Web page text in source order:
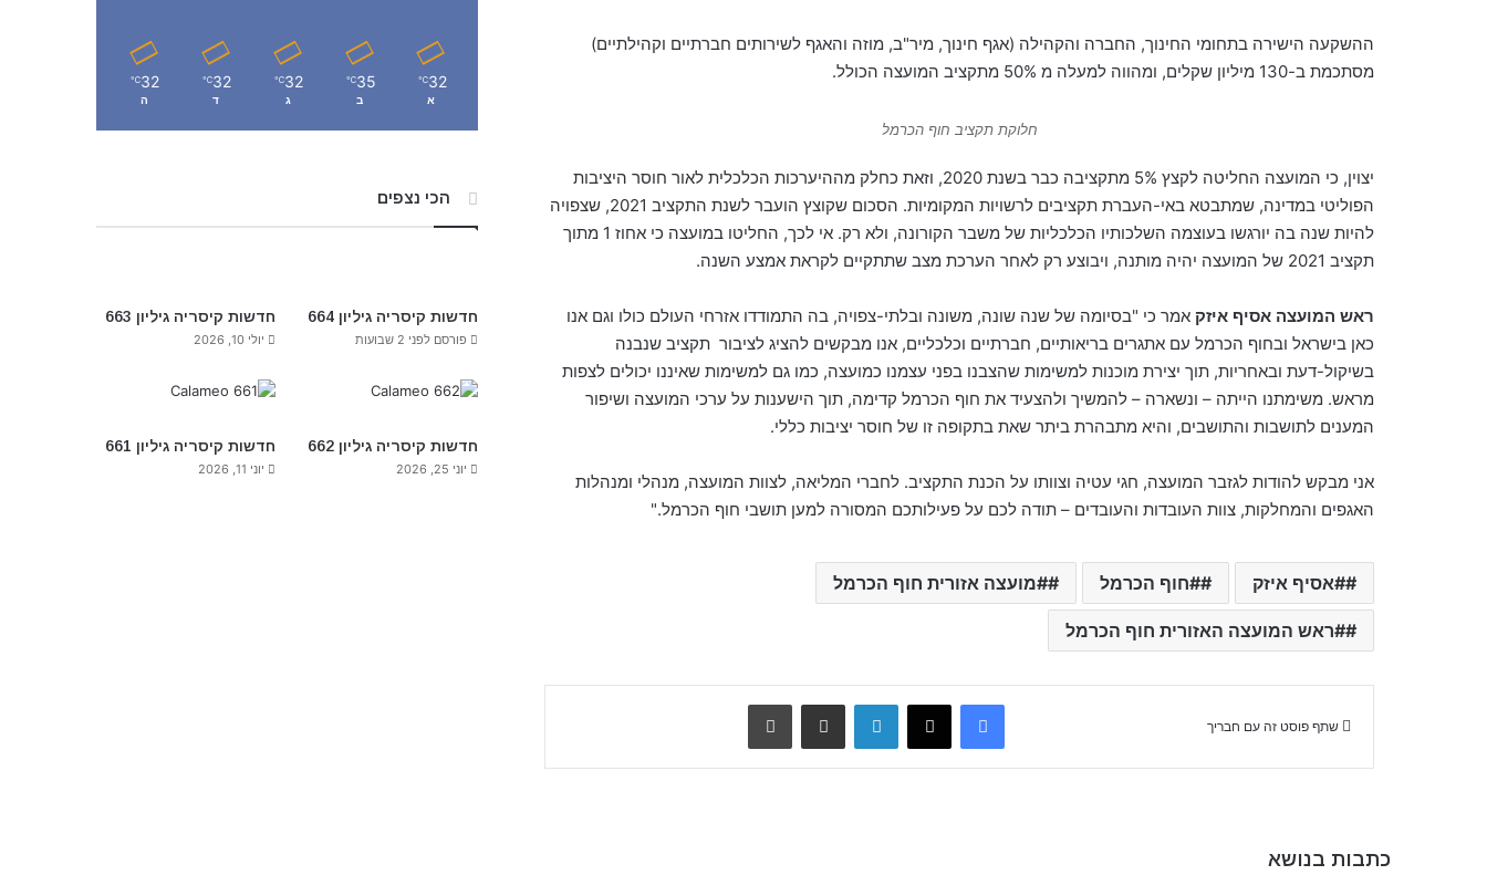
ההשקעה הישירה בתחומי החינוך, החברה והקהילה (אגף חינוך, מיר"ב, מוזה והאגף לשירותים חברתיים וקהילתיים)
מסתכמת ב-130 מיליון שקלים, ומהווה למעלה מ 50% מתקציב המועצה הכולל.
חלוקת תקציב חוף הכרמל
יצוין, כי המועצה החליטה לקצץ 5% מתקציבה כבר בשנת 2020, וזאת כחלק מההיערכות הכלכלית לאור חוסר היציבות
הפוליטי במדינה, שמתבטא באי-העברת תקציבים לרשויות המקומיות. הסכום שקוצץ הועבר לשנת התקציב 2021, שצפויה
להיות שנה בה יורגשו בעוצמה השלכותיו הכלכליות של משבר הקורונה, ולא רק. אי לכך, החליטו במועצה כי אחוז 1 מתוך
תקציב 2021 של המועצה יהיה מותנה, ויבוצע רק לאחר הערכת מצב שתתקיים לקראת אמצע השנה.
ראש המועצה אסיף איזק אמר כי "בסיומה של שנה שונה, משונה ובלתי-צפויה, בה התמודדו אזרחי העולם כולו וגם אנו
כאן בישראל ובחוף הכרמל עם אתגרים בריאותיים, חברתיים וכלכליים, אנו מבקשים להציג לציבור תקציב שנבנה
בשיקול-דעת ובאחריות, תוך יצירת מוכנות למשימות שהצבנו בפני עצמנו כמועצה, כמו גם למשימות שאיננו יכולים לצפות
מראש. משימתנו הייתה – ונשארה – להמשיך ולהצעיד את חוף הכרמל קדימה, תוך הישענות על ערכי המועצה ושיפור
המענים לתושבות והתושבים, והיא מתבהרת ביתר שאת בתקופה זו של חוסר יציבות כללי.
אני מבקש להודות לגזבר המועצה, חגי עטיה וצוותו על הכנת התקציב. לחברי המליאה, לצוות המועצה, מנהלי ומנהלות
האגפים והמחלקות, צוות העובדות והעובדים – תודה לכם על פעילותכם המסורה למען תושבי חוף הכרמל."
#אסיף איזק #חוף הכרמל #מועצה אזורית חוף הכרמל
#ראש המועצה האזורית חוף הכרמל
שתף פוסט זה עם חבריך
כתבות בנושא
32
℃
א
35
℃
ב
32
℃
ג
32
℃
ד
32
℃
ה
הכי נצפים
חדשות קיסריה גיליון 664
פורסם לפני 2 שבועות
חדשות קיסריה גיליון 663
יולי 10, 2026
חדשות קיסריה גיליון 662
יוני 25, 2026
חדשות קיסריה גיליון 661
יוני 11, 2026